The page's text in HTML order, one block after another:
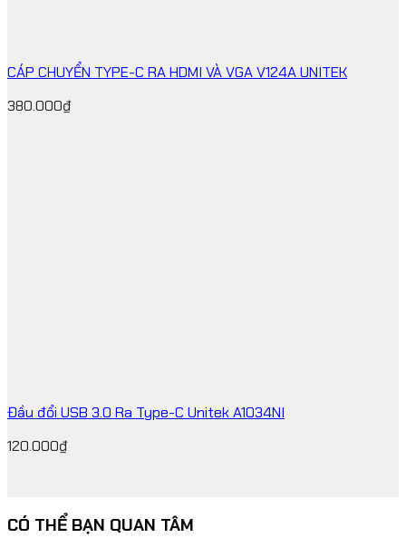
CÁP CHUYỂN TYPE-C RA HDMI VÀ VGA V124A UNITEK
380.000₫
Đầu đổi USB 3.0 Ra Type-C Unitek A1034NI
120.000₫
CÓ THỂ BẠN QUAN TÂM